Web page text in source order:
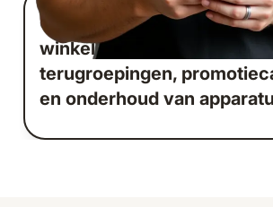
Coördineer dagelijkse
winkelinrichting, product
terugroepingen,
en onderhoud van